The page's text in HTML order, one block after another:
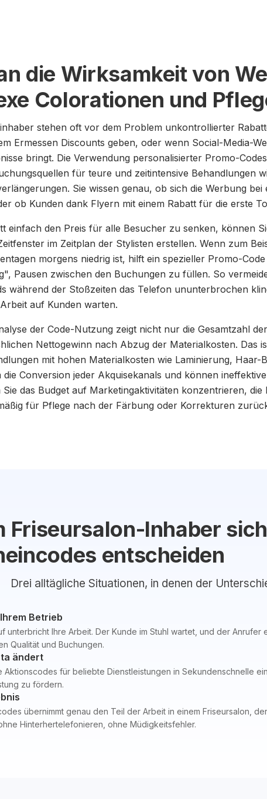
die Wirksamkeit von
Colorationen und
stehen oft vor dem Problem unkontrollierter
Ermessen Discounts geben, oder wenn Social-Media-
bringt. Die Verwendung personalisierter Promo-
für teure und zeitintensive Behandlungen
Sie wissen genau, ob sich die Werbung
ob Kunden dank Flyern mit einem Rabatt für die erste
einfach den Preis für alle Besucher zu senken, können
im Zeitplan der Stylisten erstellen. Wenn zum
morgens niedrig ist, hilft ein spezieller Promo-
Pausen zwischen den Buchungen zu füllen. So
während der Stoßzeiten das Telefon ununterbrochen
auf Kunden warten.
der Code-Nutzung zeigt nicht nur die Gesamtzahl
Nettogewinn nach Abzug der Materialkosten. Das
mit hohen Materialkosten wie Laminierung, Haar-
die Conversion jeder Akquisekanals und können
Sie das Budget auf Marketingaktivitäten konzentrieren, die
für Pflege nach der Färbung oder Korrekturen
Friseursalon-Inhaber
entscheiden
Drei alltägliche Situationen, in denen der
Betrieb
unterbricht Ihre Arbeit. Der Kunde im Stuhl wartet, und der
Qualität und Buchungen.
ändert
Aktionscodes für beliebte Dienstleistungen in Sekundenschnelle
zu fördern.
übernimmt genau den Teil der Arbeit in einem Friseursalon,
Hinterhertelefonieren, ohne Müdigkeitsfehler.